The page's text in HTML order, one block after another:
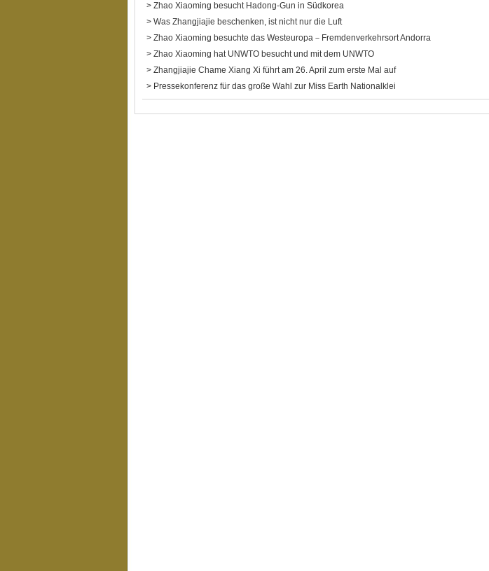
> Zhao Xiaoming besucht Hadong-Gun in Südkorea
> Was Zhangjiajie beschenken, ist nicht nur die Luft
> Zhao Xiaoming besuchte das Westeuropa－Fremdenverkehrsort Andorra
> Zhao Xiaoming hat UNWTO besucht und mit dem UNWTO
> Zhangjiajie Chame Xiang Xi führt am 26. April zum erste Mal auf
> Pressekonferenz für das große Wahl zur Miss Earth Nationalklei